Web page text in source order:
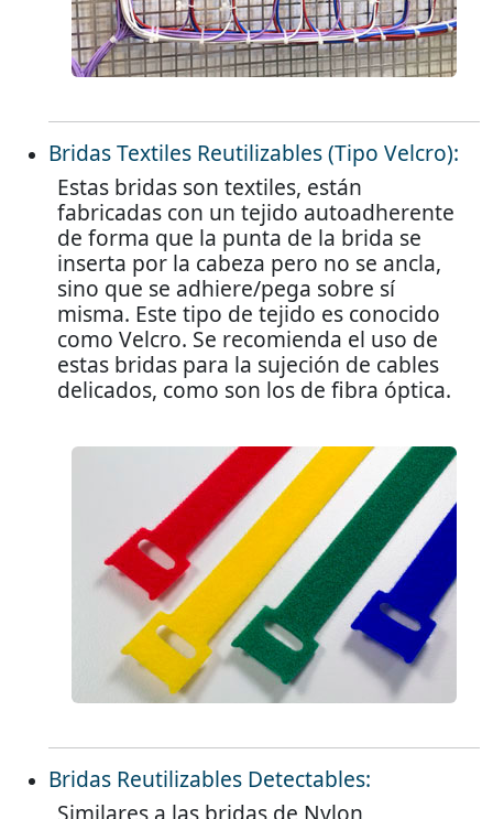
Bridas Textiles Reutilizables (Tipo Velcro):
Estas bridas son textiles, están
fabricadas con un tejido autoadherente
de forma que la punta de la brida se
inserta por la cabeza pero no se ancla,
sino que se adhiere/pega sobre sí
misma. Este tipo de tejido es conocido
como Velcro. Se recomienda el uso de
estas bridas para la sujeción de cables
delicados, como son los de fibra óptica.
Bridas Reutilizables Detectables:
Similares a las bridas de Nylon